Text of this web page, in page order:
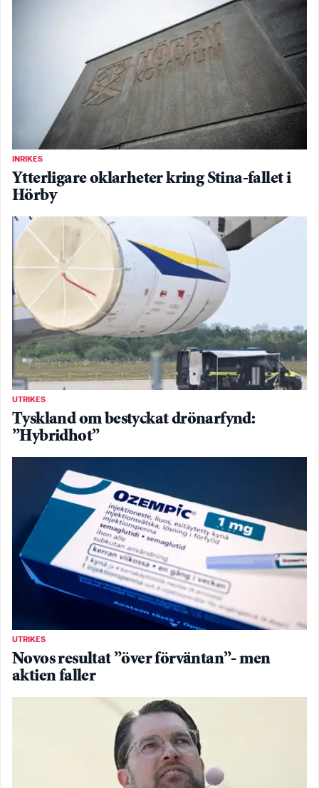
INRIKES
Ytterligare oklarheter kring Stina-fallet i
Hörby
UTRIKES
Tyskland om bestyckat drönarfynd:
”Hybridhot”
UTRIKES
Novos resultat ”över förväntan”- men
aktien faller